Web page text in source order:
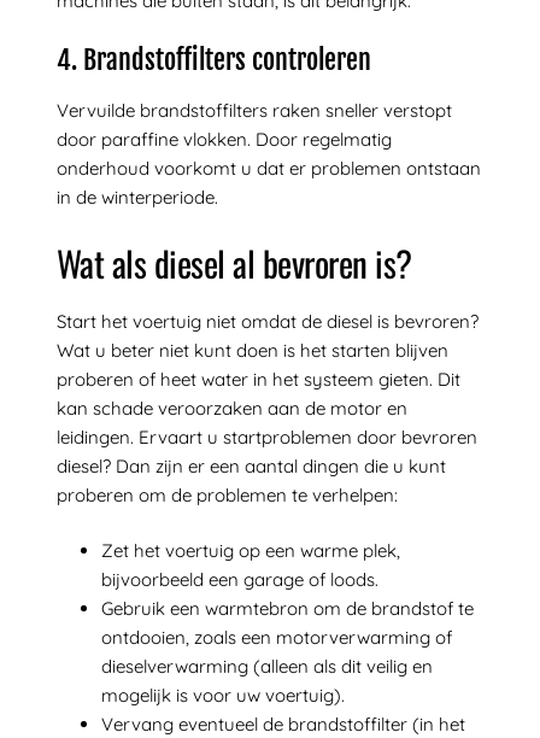
4. Brandstoffilters controleren
Vervuilde brandstoffilters raken sneller verstopt
door paraffine vlokken. Door regelmatig
onderhoud voorkomt u dat er problemen ontstaan
in de winterperiode.
Wat als diesel al bevroren is?
Start het voertuig niet omdat de diesel is bevroren?
Wat u beter niet kunt doen is het starten blijven
proberen of heet water in het systeem gieten. Dit
kan schade veroorzaken aan de motor en
leidingen. Ervaart u startproblemen door bevroren
diesel? Dan zijn er een aantal dingen die u kunt
proberen om de problemen te verhelpen:
Zet het voertuig op een warme plek,
bijvoorbeeld een garage of loods.
Gebruik een warmtebron om de brandstof te
ontdooien, zoals een motorverwarming of
dieselverwarming (alleen als dit veilig en
mogelijk is voor uw voertuig).
Vervang eventueel de brandstoffilter (in het